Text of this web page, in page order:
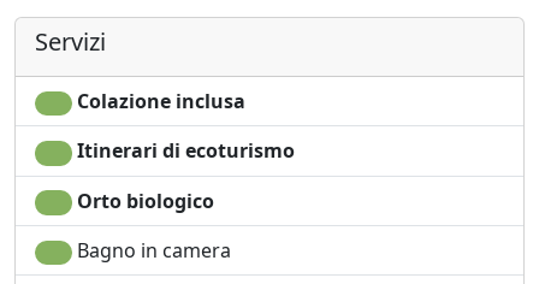
Servizi
Colazione inclusa
Itinerari di ecoturismo
Orto biologico
Bagno in camera